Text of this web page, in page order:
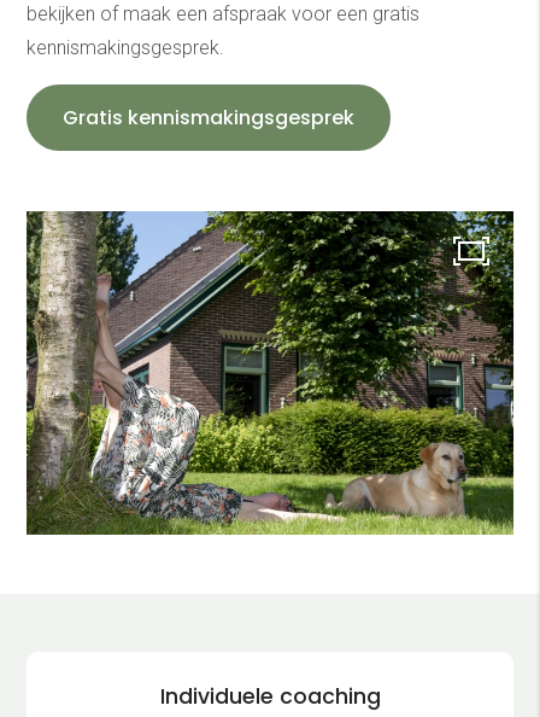
bekijken of maak een afspraak voor een gratis
kennismakingsgesprek.
Gratis kennismakingsgesprek
Individuele coaching